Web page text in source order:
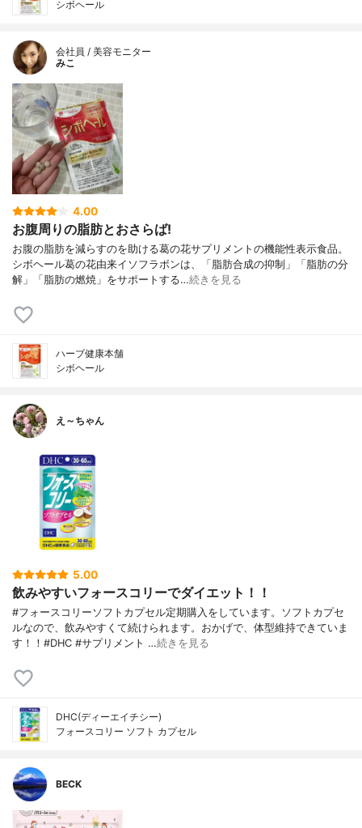
シボヘール
会社員 / 美容モニター
みこ
4.00
お腹周りの脂肪とおさらば!
お腹の脂肪を減らすのを助ける葛の花サプリメントの機能性表示食品。
シボヘール葛の花由来イソフラボンは、「脂肪合成の抑制」「脂肪の分
解」「脂肪の燃焼」をサポートする…続きを見る
ハーブ健康本舗
シボヘール
え～ちゃん
5.00
飲みやすいフォースコリーでダイエット！！
#フォースコリーソフトカプセル定期購入をしています。ソフトカプセ
ルなので、飲みやすくて続けられます。おかげで、体型維持できていま
す！！#DHC #サプリメント …続きを見る
DHC(ディーエイチシー)
フォースコリー ソフト カプセル
BECK